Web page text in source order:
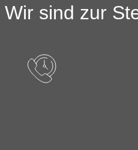
sind zur